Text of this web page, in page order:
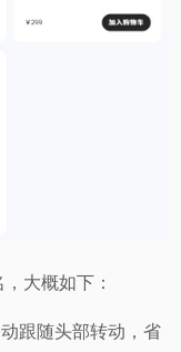
大概如下：
动跟随头部转动，省